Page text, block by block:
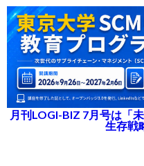
月刊LOGI-BIZ 7月号は「
生存戦